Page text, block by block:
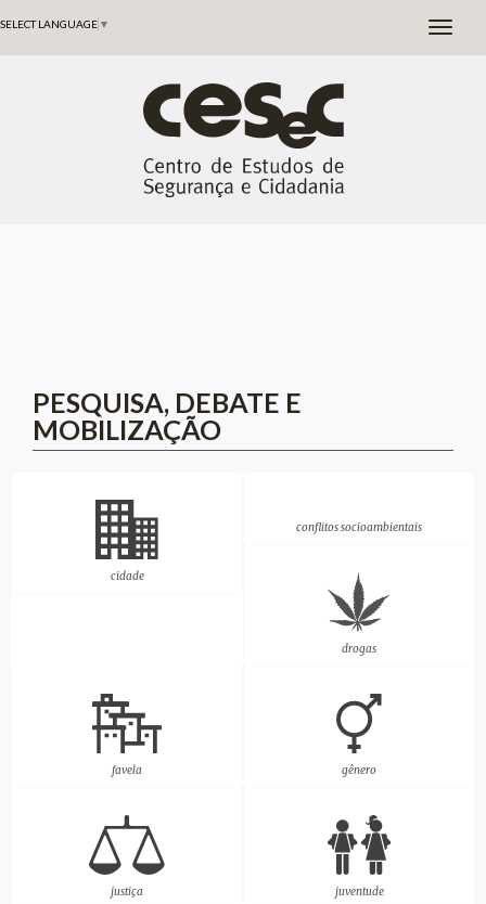
SELECT LANGUAGE ▼
PESQUISA, DEBATE E
MOBILIZAÇÃO
cidade
conflitos socioambientais
drogas
favela gênero
justiça juventude